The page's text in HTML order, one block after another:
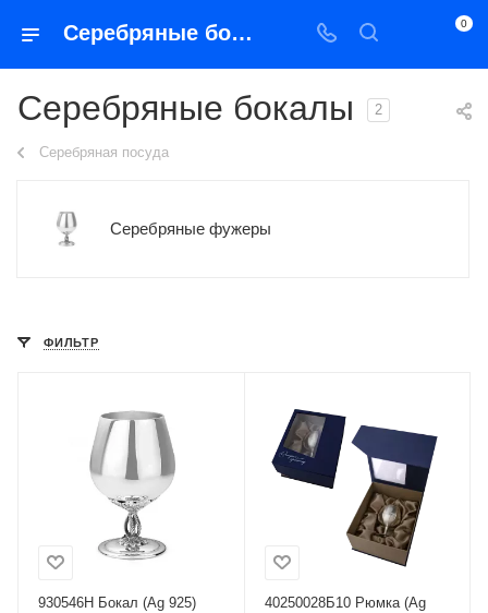
Серебряные бокалы 0
Серебряные бокалы 2
Серебряная посуда
Серебряные фужеры
ФИЛЬТР
930546Н Бокал (Ag 925)
40250028Б10 Рюмка (Ag